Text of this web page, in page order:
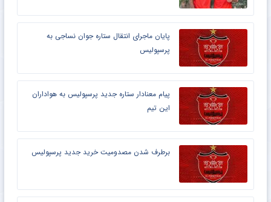
پایان ماجرای انتقال ستاره جوان نساجی به
پرسپولیس
پیام معنادار ستاره جدید پرسپولیس به هواداران
این تیم
برطرف شدن مصدومیت خرید جدید پرسپولیس